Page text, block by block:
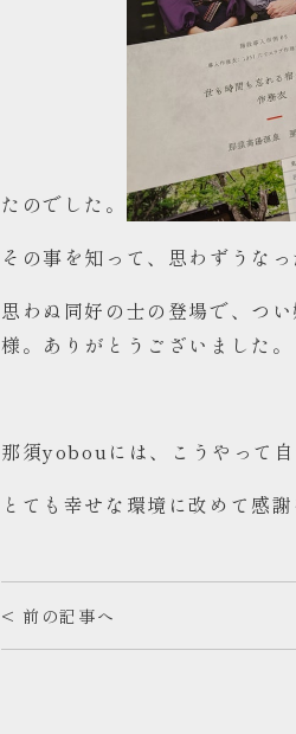
たのでした。
その事を知って、思わずうなっ
思わぬ同好の士の登場で、つ
様。ありがとうございました。
那須yobouには、こうやって
とても幸せな環境に改めて感
< 前の記事へ